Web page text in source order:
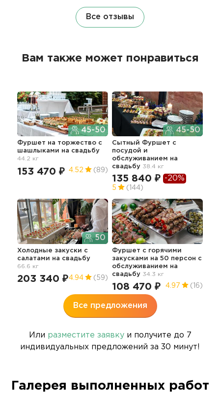
Все отзывы
Вам также может понравиться
45-50
Фуршет на торжество с
шашлыками на свадьбу
44.2 кг
153 470 ₽ 4.52 (89)
45-50
Сытный Фуршет с
посудой и
обслуживанием на
свадьбу 38.4 кг
135 840 ₽ -20%
5 (144)
50
Холодные закуски с
салатами на свадьбу
66.6 кг
203 340 ₽4.94 (59)
Фуршет с горячими
закусками на 50 персон с
обслуживанием на
свадьбу 34.3 кг
108 470 ₽ 4.97 (16)
Все предложения
Или разместите заявкуи получите до 7
индивидуальных предложений за 30 минут!
Галерея выполненных работ